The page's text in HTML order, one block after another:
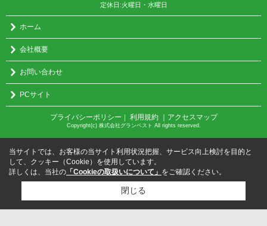
定休日:火曜日・水曜日
ホーム
会社概要
お問い合わせ
PCサイト
プライバシーポリシー ｜ 利用規約 ｜アクセスマップ
Copyright(c) 株式会社グランベスト All rights reserved.
当サイトでは、お客様の当サイト利用状況把握、サービス向上検討を目的と
して、クッキー（Cookie）を使用しています。
詳しくは、当社の 「Cookieの取扱いについて」 をご確認ください。
閉じる